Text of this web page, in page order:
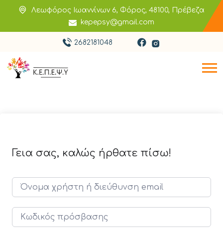
Λεωφόρος Ιωαννίνων 6, Φόρος, 48100, Πρέβεζα
kepepsy@gmail.com
2682181048
Γεια σας, καλώς ήρθατε πίσω!